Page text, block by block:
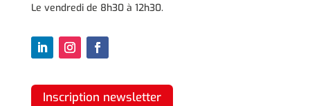
Le vendredi de 8h30 à 12h30.
Inscription newsletter